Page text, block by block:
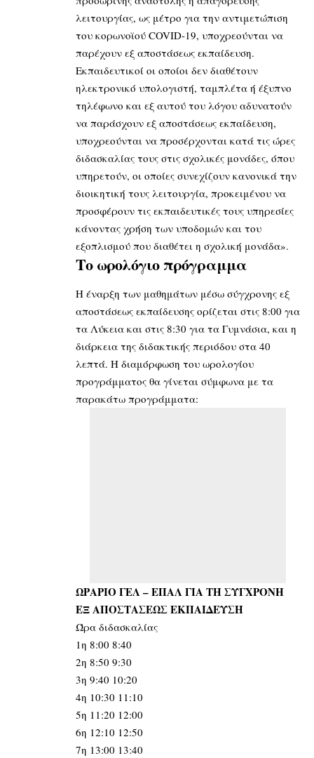
λειτουργίας, ως μέτρο για την αντιμετώπιση
του κορωνοϊού COVID-19, υποχρεούνται να
παρέχουν εξ αποστάσεως εκπαίδευση.
Εκπαιδευτικοί οι οποίοι δεν διαθέτουν
ηλεκτρονικό υπολογιστή, ταμπλέτα ή έξυπνο
τηλέφωνο και εξ αυτού του λόγου αδυνατούν
να παράσχoυν εξ αποστάσεως εκπαίδευση,
υποχρεούνται να προσέρχονται κατά τις ώρες
διδασκαλίας τους στις σχολικές μονάδες, όπου
υπηρετούν, οι οποίες συνεχίζουν κανονικά την
διοικητική τους λειτουργία, προκειμένου να
προσφέρουν τις εκπαιδευτικές τους υπηρεσίες
κάνοντας χρήση των υποδομών και του
εξοπλισμού που διαθέτει η σχολική μονάδα».
Το ωρολόγιο πρόγραμμα
Η έναρξη των μαθημάτων μέσω σύγχρονης εξ
αποστάσεως εκπαίδευσης ορίζεται στις 8:00 για
τα Λύκεια και στις 8:30 για τα Γυμνάσια, και η
διάρκεια της διδακτικής περιόδου στα 40
λεπτά. Η διαμόρφωση του ωρολογίου
προγράμματος θα γίνεται σύμφωνα με τα
παρακάτω προγράμματα:
ΩΡΑΡΙΟ ΓΕΛ – ΕΠΑΛ ΓΙΑ ΤΗ ΣΥΓΧΡΟΝΗ
ΕΞ ΑΠΟΣΤΑΣΕΩΣ ΕΚΠΑΙΔΕΥΣΗ
Ώρα διδασκαλίας
1η 8:00 8:40
2η 8:50 9:30
3η 9:40 10:20
4η 10:30 11:10
5η 11:20 12:00
6η 12:10 12:50
7η 13:00 13:40